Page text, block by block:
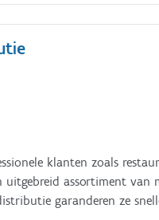
klanten zoals
uitgebreid assortiment
garanderen ze